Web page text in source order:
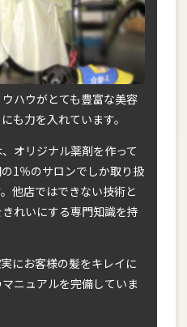
ハウがとても豊富な美容
も力を入れています。
オリジナル薬剤を作って
1％のサロンでしか取り扱
他店ではできない技術と
れいにする専門知識を持
にお客様の髪をキレイに
ニュアルを完備していま